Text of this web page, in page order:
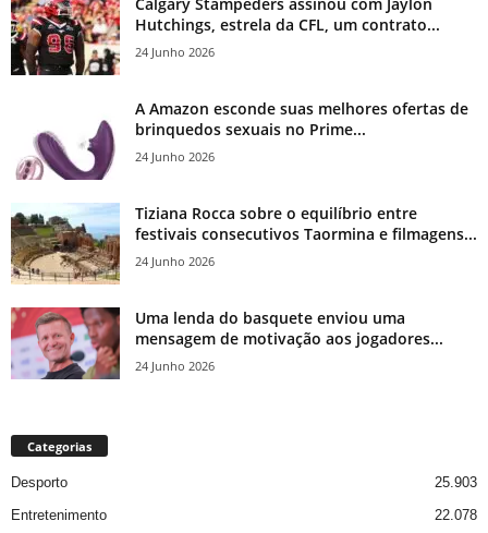
Hutchings, estrela da CFL, um contrato...
24 Junho 2026
A Amazon esconde suas melhores ofertas de
brinquedos sexuais no Prime...
24 Junho 2026
Tiziana Rocca sobre o equilíbrio entre
festivais consecutivos Taormina e filmagens...
24 Junho 2026
Uma lenda do basquete enviou uma
mensagem de motivação aos jogadores...
24 Junho 2026
Categorias
Desporto
25.903
Entretenimento
22.078